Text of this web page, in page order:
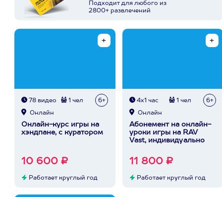
Подходит для любого из
2800+ развлечений
78 видео 1 чел 6+
Онлайн
Онлайн-курс игры на
хэндпане, с куратором
10 600 ₽
Работает круглый год
4х1 час 1 чел 6+
Онлайн
Абонемент на онлайн-
уроки игры на RAV
Vast, индивидуально
11 800 ₽
Работает круглый год